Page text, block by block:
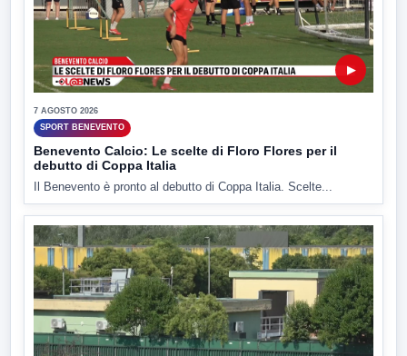
▶
7 AGOSTO 2026
SPORT BENEVENTO
Benevento Calcio: Le scelte di Floro Flores per il
debutto di Coppa Italia
Il Benevento è pronto al debutto di Coppa Italia. Scelte...